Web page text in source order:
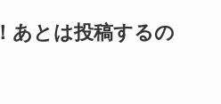
あとは投稿するの